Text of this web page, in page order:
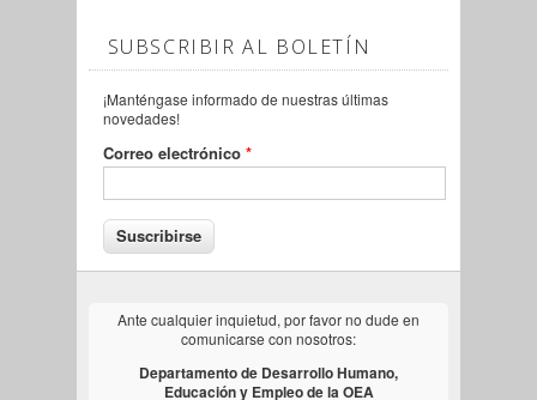
SUBSCRIBIR AL BOLETÍN
¡Manténgase informado de nuestras últimas
novedades!
Correo electrónico *
Ante cualquier inquietud, por favor no dude en
comunicarse con nosotros:
Departamento de Desarrollo Humano,
Educación y Empleo de la OEA